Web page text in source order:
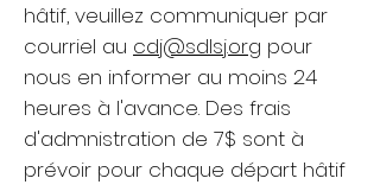
hâtif, veuillez communiquer par
courriel au cdj@sdlsj.org pour
nous en informer au moins 24
heures à l'avance. Des frais
d'admnistration de 7$ sont à
prévoir pour chaque départ hâtif